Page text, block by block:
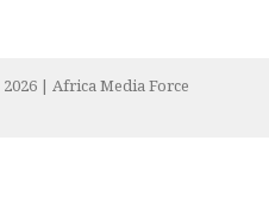
| Africa Media Force